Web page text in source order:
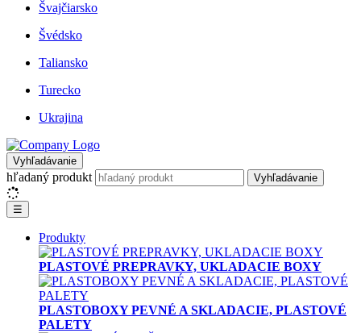
Švajčiarsko
Švédsko
Taliansko
Turecko
Ukrajina
Vyhľadávanie
hľadaný produkt Vyhľadávanie
☰
Produkty
PLASTOVÉ PREPRAVKY, UKLADACIE BOXY
PLASTOBOXY PEVNÉ A SKLADACIE, PLASTOVÉ
PALETY